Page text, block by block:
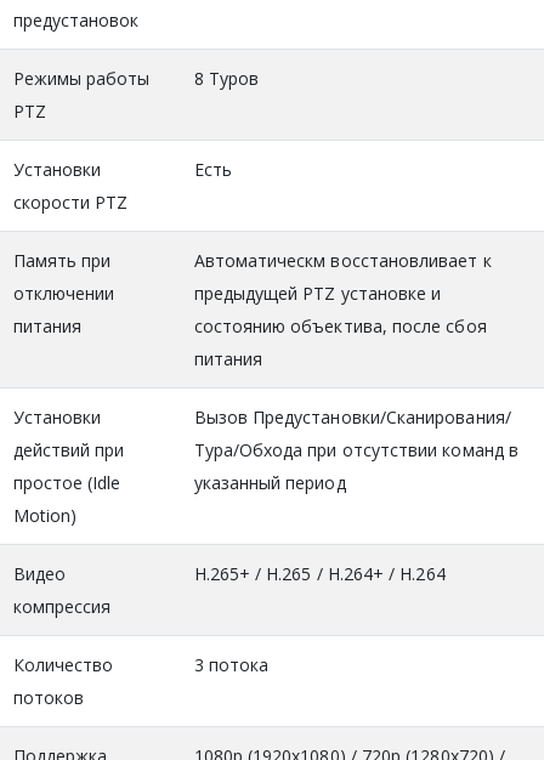
предустановок
Режимы работы
PTZ
8 Туров
Установки
скорости PTZ
Есть
Память при
отключении
питания
Автоматическм восстановливает к
предыдущей PTZ установке и
состоянию объектива, после сбоя
питания
Установки
действий при
простое (Idle
Motion)
Вызов Предустановки/Сканирования/
Тура/Обхода при отсутствии команд в
указанный период
Видео
компрессия
H.265+ / H.265 / H.264+ / H.264
Количество
потоков
3 потока
Поддержка
1080р (1920x1080) / 720р (1280х720) /